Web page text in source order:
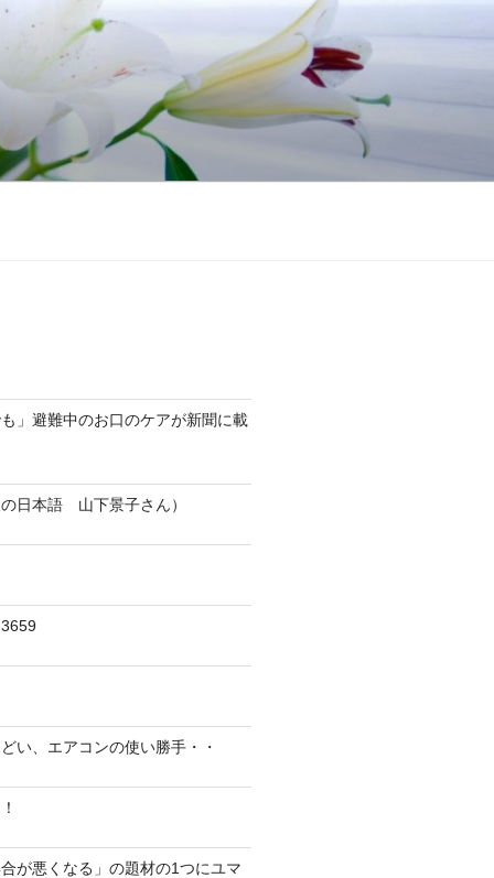
も」避難中のお口のケアが新聞に載
日本語 山下景子さん）
い、エアコンの使い勝手・・
が悪くなる」の題材の1つにユマ